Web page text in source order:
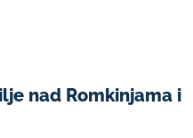
nad Romkinjama i